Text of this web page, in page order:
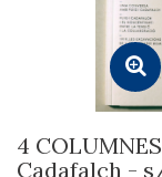
4
Cadafalch -